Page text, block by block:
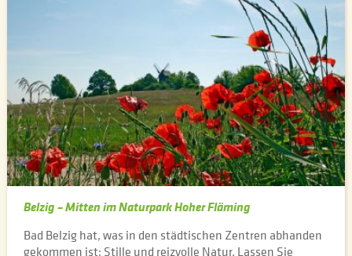
Belzig – Mitten im Naturpark Hoher Fläming
Bad Belzig hat, was in den städtischen Zentren abhanden
gekommen ist: Stille und reizvolle Natur. Lassen Sie